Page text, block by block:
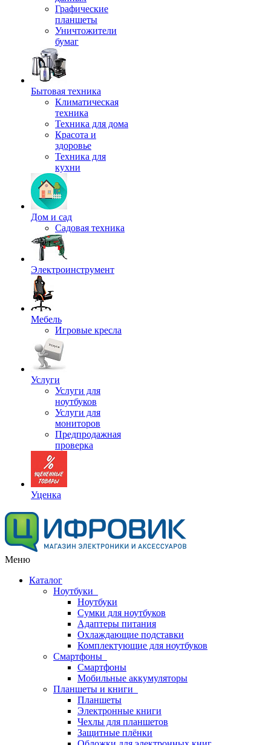
Графические
планшеты
Уничтожители
бумаг
Бытовая техника
Климатическая
техника
Техника для дома
Красота и
здоровье
Техника для
кухни
Дом и сад
Садовая техника
Электроинструмент
Мебель
Игровые кресла
Услуги
Услуги для
ноутбуков
Услуги для
мониторов
Предпродажная
проверка
Уценка
Меню
Каталог
Ноутбуки
Ноутбуки
Сумки для ноутбуков
Адаптеры питания
Охлаждающие подставки
Комплектующие для ноутбуков
Смартфоны
Смартфоны
Мобильные аккумуляторы
Планшеты и книги
Планшеты
Электронные книги
Чехлы для планшетов
Защитные плёнки